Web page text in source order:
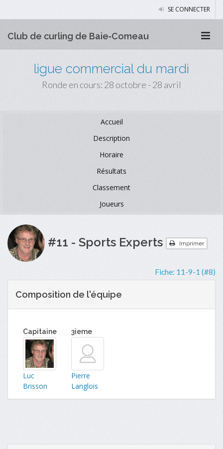
SE CONNECTER
Club de curling de Baie‑Comeau
ligue commercial du mardi
Ronde en cours: 28 octobre - 28 avril
Accueil
Description
Horaire
Résultats
Classement
Joueurs
#11 - Sports Experts Imprimer
Fiche: 11-9-1 (#8)
Composition de l'équipe
Capitaine
Luc
Brisson
3ieme
Pierre
Langlois